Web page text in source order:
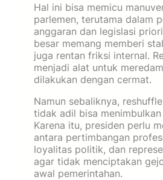
Hal ini bisa memicu
parlemen, terutama dalam
anggaran dan legislasi
besar memang memberi
juga rentan friksi internal.
menjadi alat untuk
dilakukan dengan cermat.
Namun sebaliknya,
tidak adil bisa menimbulkan
Karena itu, presiden perlu
antara pertimbangan
loyalitas politik, dan
agar tidak menciptakan
awal pemerintahan.